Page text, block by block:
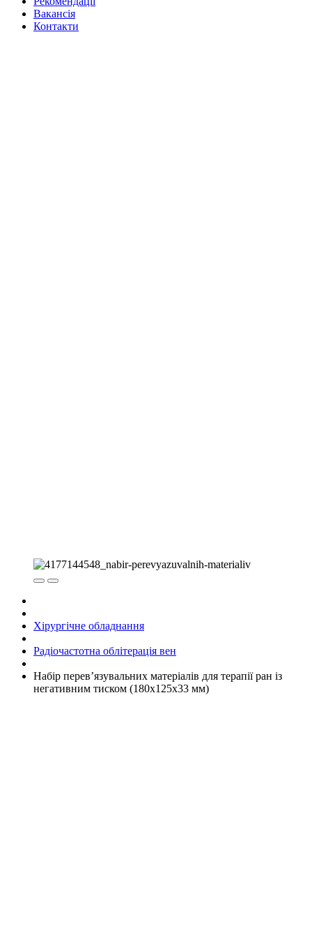
Вакансiя
Контакти
Хірургічне обладнання
Радіочастотна облітерація вен
Набір перев’язувальних матеріалів для терапії ран із
негативним тиском (180x125x33 мм)